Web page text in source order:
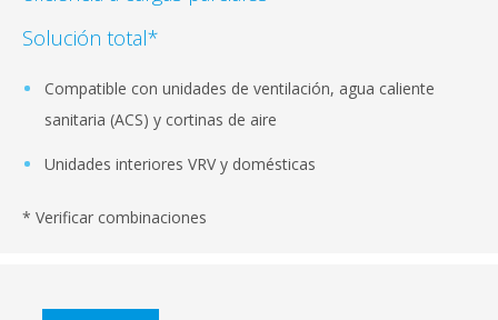
Solución total*
Compatible con unidades de ventilación, agua caliente
sanitaria (ACS) y cortinas de aire
Unidades interiores VRV y domésticas
* Verificar combinaciones